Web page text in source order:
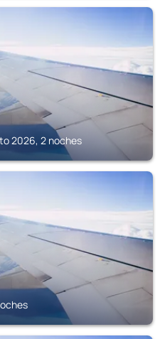
2026, 2 noches